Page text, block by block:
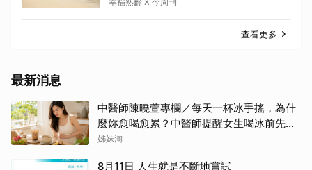
查看更多
最新消息
中醫師陳曉萱專欄／每天一杯冰手搖，為什
麼妳愈喝愈累？中醫師提醒女生喝冰前先看
體質
姊妹淘
8月11日 人生就是不斷地嘗試